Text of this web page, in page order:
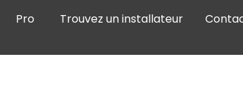
Pro Trouvez un installateur